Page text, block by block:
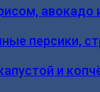
авокадо
персики,
и